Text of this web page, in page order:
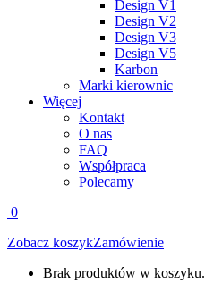
Design V1
Design V2
Design V3
Design V5
Karbon
Marki kierownic
Więcej
Kontakt
O nas
FAQ
Współpraca
Polecamy
0
Zobacz koszykZamówienie
Brak produktów w koszyku.